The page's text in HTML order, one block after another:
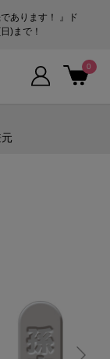
あります！ 』ド
)まで！
0